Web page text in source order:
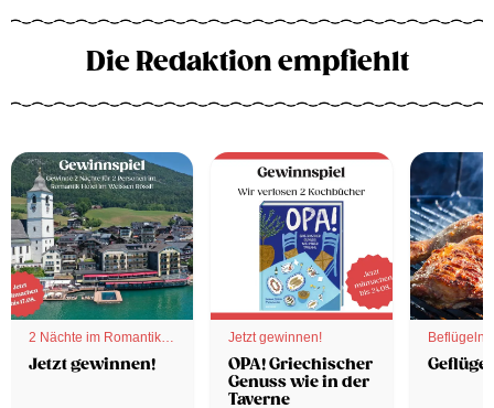
Die Redaktion empfiehlt
2 Nächte im Romantik
Hotel
Jetzt gewinnen!
Jetzt gewinnen!
OPA! Griechischer
Genuss wie in der
Taverne